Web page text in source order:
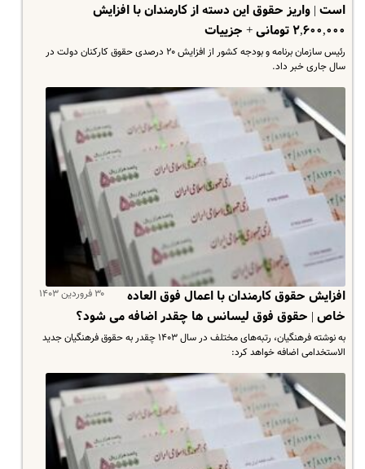
است | واریز حقوق این دسته از کارمندان با افزایش
۲,۶۰۰,۰۰۰ تومانی + جزییات
رئیس سازمان برنامه و بودجه کشور از افزایش ۲۰ درصدی حقوق کارکنان دولت در
سال جاری خبر داد.
۳۰ فروردین ۱۴۰۳
افزایش حقوق کارمندان با اعمال فوق العاده
خاص | حقوق فوق لیسانس ها چقدر اضافه می شود؟
به نوشته فرهنگیان، رتبه‌های مختلف در سال ۱۴۰۳ چقدر به حقوق فرهنگیان جدید
الاستخدامی اضافه خواهد کرد: